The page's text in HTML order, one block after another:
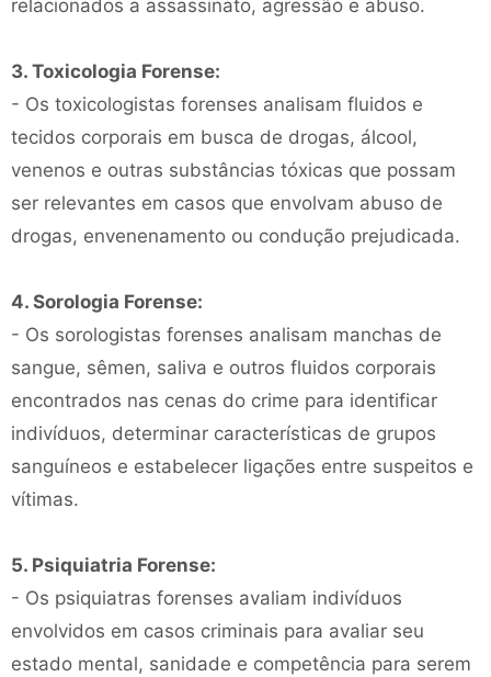
relacionados a assassinato, agressão e abuso.
3. Toxicologia Forense:
- Os toxicologistas forenses analisam fluidos e
tecidos corporais em busca de drogas, álcool,
venenos e outras substâncias tóxicas que possam
ser relevantes em casos que envolvam abuso de
drogas, envenenamento ou condução prejudicada.
4. Sorologia Forense:
- Os sorologistas forenses analisam manchas de
sangue, sêmen, saliva e outros fluidos corporais
encontrados nas cenas do crime para identificar
indivíduos, determinar características de grupos
sanguíneos e estabelecer ligações entre suspeitos e
vítimas.
5. Psiquiatria Forense:
- Os psiquiatras forenses avaliam indivíduos
envolvidos em casos criminais para avaliar seu
estado mental, sanidade e competência para serem